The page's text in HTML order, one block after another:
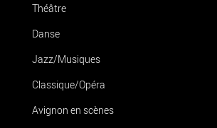
Théâtre
Danse
Jazz/Musiques
Classique/Opéra
Avignon en scènes